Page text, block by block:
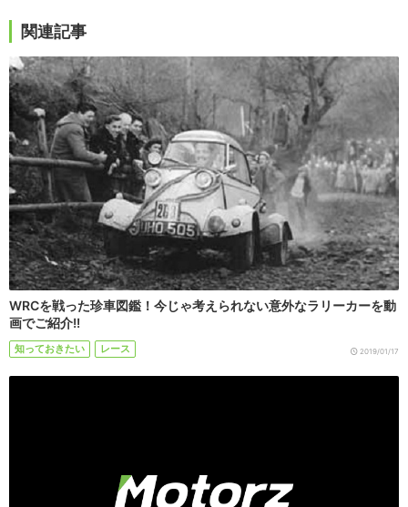
関連記事
WRCを戦った珍車図鑑！今じゃ考えられない意外なラリーカーを動
画でご紹介!!
知っておきたい レース 2019/01/17